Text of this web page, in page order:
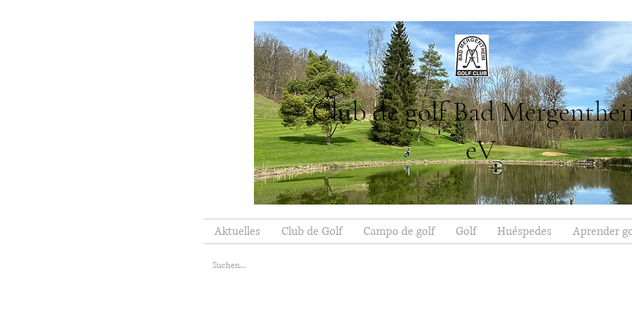
Club de golf Bad
eV
Aktuelles Club de Golf Campo de golf Golf Huéspedes Aprender